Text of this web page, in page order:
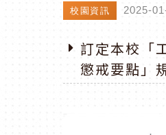
校園資訊 2025-
訂定本校「
懲戒要點」